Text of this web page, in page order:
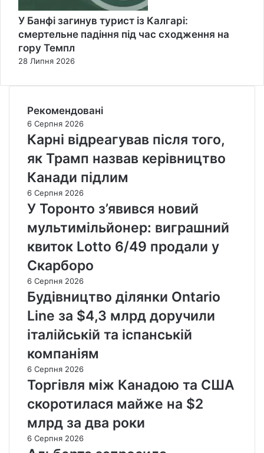
У Банфі загинув турист із Калгарі:
смертельне падіння під час сходження на
гору Темпл
28 Липня 2026
Рекомендовані
6 Серпня 2026
Карні відреагував після того,
як Трамп назвав керівництво
Канади підлим
6 Серпня 2026
У Торонто з’явився новий
мультимільйонер: виграшний
квиток Lotto 6/49 продали у
Скарборо
6 Серпня 2026
Будівництво ділянки Ontario
Line за $4,3 млрд доручили
італійській та іспанській
компаніям
6 Серпня 2026
Торгівля між Канадою та США
скоротилася майже на $2
млрд за два роки
6 Серпня 2026